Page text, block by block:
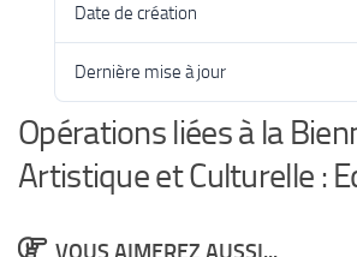
Date de création
Dernière mise à jour
Opérations liées à la
Artistique et Culturelle :